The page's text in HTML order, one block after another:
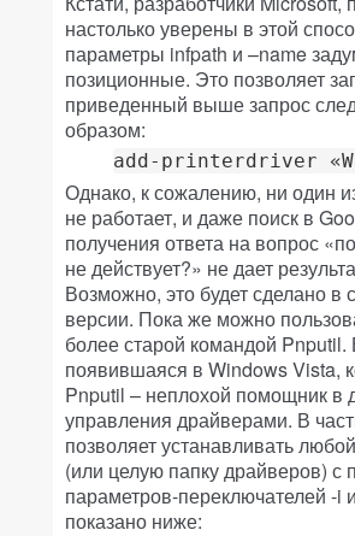
настолько уверены в этой
параметры infpath и –name
позиционные. Это позволяет
приведенный выше запрос
образом:
add-printerdriver
Однако, к сожалению, ни один
не работает, и даже поиск в
получения ответа на вопрос
не действует?» не дает
Возможно, это будет сделано в
версии. Пока же можно
более старой командой
появившаяся в Windows Vista,
Pnputil – неплохой помощник в
управления драйверами. В
позволяет устанавливать
(или целую папку драйверов)
параметров-переключателей -i
показано ниже: